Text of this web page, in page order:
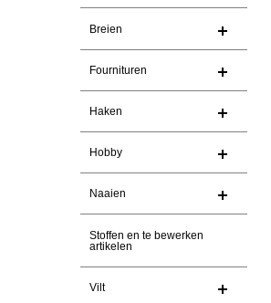
Breien
Fournituren
Haken
Hobby
Naaien
Stoffen en te bewerken
artikelen
Vilt